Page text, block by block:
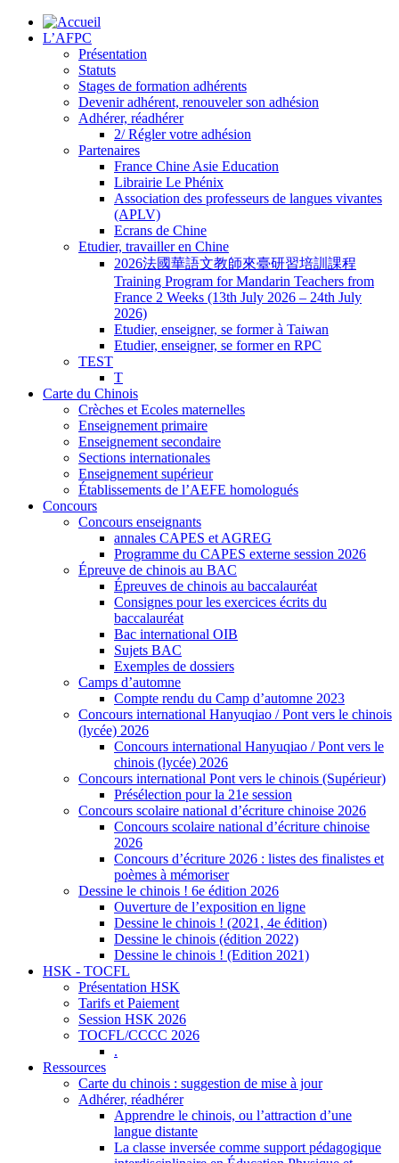
L’AFPC
Présentation
Statuts
Stages de formation adhérents
Devenir adhérent, renouveler son adhésion
Adhérer, réadhérer
2/ Régler votre adhésion
Partenaires
France Chine Asie Education
Librairie Le Phénix
Association des professeurs de langues vivantes
(APLV)
Ecrans de Chine
Etudier, travailler en Chine
2026法國華語文教師來臺研習培訓課程
Training Program for Mandarin Teachers from
France 2 Weeks (13th July 2026 – 24th July
2026)
Etudier, enseigner, se former à Taiwan
Etudier, enseigner, se former en RPC
TEST
T
Carte du Chinois
Crèches et Ecoles maternelles
Enseignement primaire
Enseignement secondaire
Sections internationales
Enseignement supérieur
Établissements de l’AEFE homologués
Concours
Concours enseignants
annales CAPES et AGREG
Programme du CAPES externe session 2026
Épreuve de chinois au BAC
Épreuves de chinois au baccalauréat
Consignes pour les exercices écrits du
baccalauréat
Bac international OIB
Sujets BAC
Exemples de dossiers
Camps d’automne
Compte rendu du Camp d’automne 2023
Concours international Hanyuqiao / Pont vers le chinois
(lycée) 2026
Concours international Hanyuqiao / Pont vers le
chinois (lycée) 2026
Concours international Pont vers le chinois (Supérieur)
Présélection pour la 21e session
Concours scolaire national d’écriture chinoise 2026
Concours scolaire national d’écriture chinoise
2026
Concours d’écriture 2026 : listes des finalistes et
poèmes à mémoriser
Dessine le chinois ! 6e édition 2026
Ouverture de l’exposition en ligne
Dessine le chinois ! (2021, 4e édition)
Dessine le chinois (édition 2022)
Dessine le chinois ! (Edition 2021)
HSK - TOCFL
Présentation HSK
Tarifs et Paiement
Session HSK 2026
TOCFL/CCCC 2026
.
Ressources
Carte du chinois : suggestion de mise à jour
Adhérer, réadhérer
Apprendre le chinois, ou l’attraction d’une
langue distante
La classe inversée comme support pédagogique